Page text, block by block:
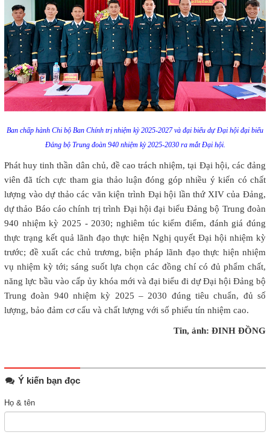
Ban chấp hành Chi bộ Ban Chính trị nhiệm kỳ 2025-2027 và đại biểu dự Đại hội đại biểu
Đảng bộ Trung đoàn 940 nhiệm kỳ 2025-2030 ra mắt Đại hội.
Phát huy tinh thần dân chủ, đề cao trách nhiệm, tại Đại hội, các đảng
viên đã tích cực tham gia thảo luận đóng góp nhiều ý kiến có chất
lượng vào dự thảo các văn kiện trình Đại hội lần thứ XIV của Đảng,
dự thảo Báo cáo chính trị trình Đại hội đại biểu Đảng bộ Trung đoàn
940 nhiệm kỳ 2025 - 2030; nghiêm túc kiểm điểm, đánh giá đúng
thực trạng kết quả lãnh đạo thực hiện Nghị quyết Đại hội nhiệm kỳ
trước; đề xuất các chủ trương, biện pháp lãnh đạo thực hiện nhiệm
vụ nhiệm kỳ tới; sáng suốt lựa chọn các đồng chí có đủ phẩm chất,
năng lực bầu vào cấp ủy khóa mới và đại biểu đi dự Đại hội Đảng bộ
Trung đoàn 940 nhiệm kỳ 2025 – 2030 đúng tiêu chuẩn, đủ số
lượng, bảo đảm cơ cấu và chất lượng với số phiếu tín nhiệm cao.
Tin, ảnh: ĐINH ĐỒNG
Ý kiến bạn đọc
Họ & tên